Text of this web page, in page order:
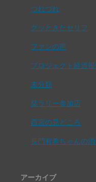
つれづれ
グッときたセリフ
ファンの声
プロジェクト経過報
未分類
栞ラリー参加店
西宮の見どころ
長門有希ちゃんの消
アーカイブ